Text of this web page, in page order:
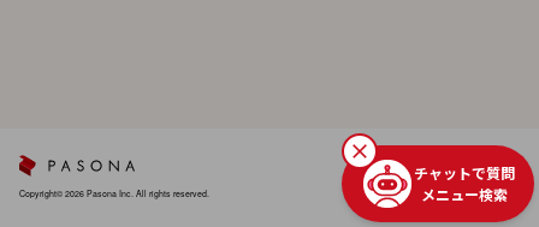
Copyright© 2026 Pasona Inc. All rights reserved.
チャットで質問
メニュー検索